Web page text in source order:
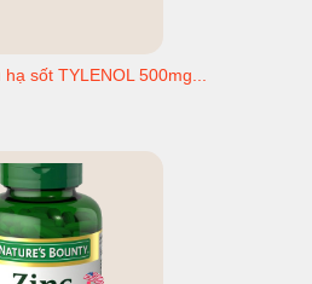
sốt TYLENOL 500mg...